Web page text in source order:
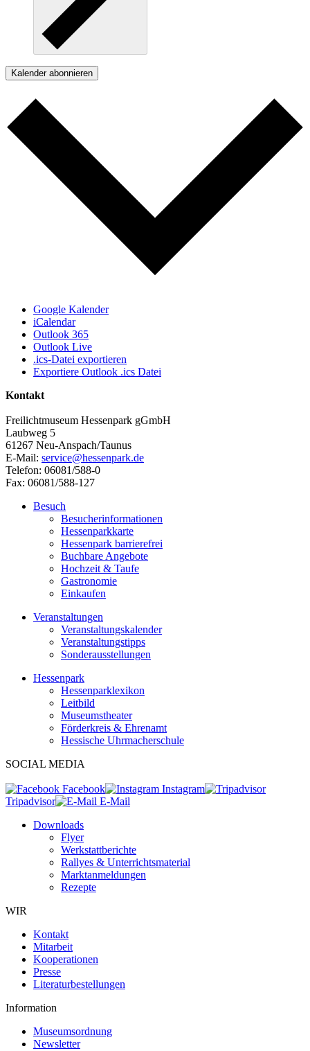
Kalender abonnieren
Google Kalender
iCalendar
Outlook 365
Outlook Live
.ics-Datei exportieren
Exportiere Outlook .ics Datei
Kontakt
Freilichtmuseum Hessenpark gGmbH
Laubweg 5
61267 Neu-Anspach/Taunus
E-Mail: service@hessenpark.de
Telefon: 06081/588-0
Fax: 06081/588-127
Besuch
Besucherinformationen
Hessenparkkarte
Hessenpark barrierefrei
Buchbare Angebote
Hochzeit & Taufe
Gastronomie
Einkaufen
Veranstaltungen
Veranstaltungskalender
Veranstaltungstipps
Sonderausstellungen
Hessenpark
Hessenparklexikon
Leitbild
Museumstheater
Förderkreis & Ehrenamt
Hessische Uhrmacherschule
SOCIAL MEDIA
Facebook
Instagram
Tripadvisor
E-Mail
Downloads
Flyer
Werkstattberichte
Rallyes & Unterrichtsmaterial
Marktanmeldungen
Rezepte
WIR
Kontakt
Mitarbeit
Kooperationen
Presse
Literaturbestellungen
Information
Museumsordnung
Newsletter